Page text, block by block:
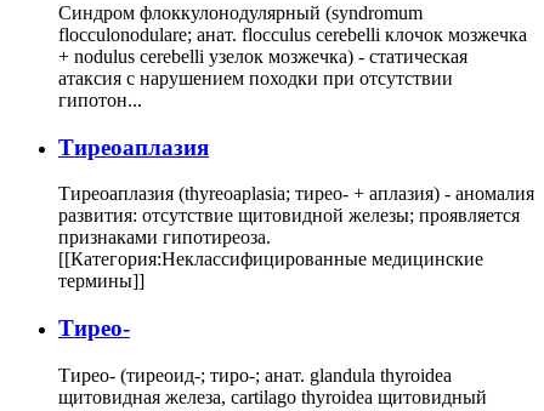
Синдром флоккулонодулярный (syndromum
flocculonodulare; анат. flocculus cerebelli клочок мозжечка
+ nodulus cerebelli узелок мозжечка) - статическая
атаксия с нарушением походки при отсутствии
гипотон...
Тиреоаплазия
Тиреоаплазия (thyreoaplasia; тирео- + аплазия) - аномалия
развития: отсутствие щитовидной железы; проявляется
признаками гипотиреоза.
[[Категория:Неклассифицированные медицинские
термины]]
Тирео-
Тирео- (тиреоид-; тиро-; анат. glandula thyroidea
щитовидная железа, cartilago thyroidea щитовидный